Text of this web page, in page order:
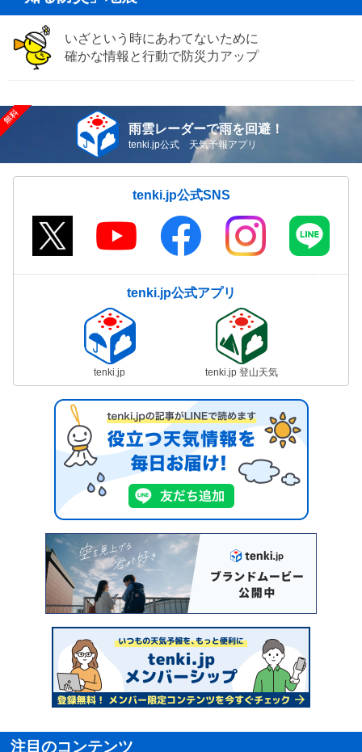
いざという時にあわてないために
確かな情報と行動で防災力アップ
雨雲レーダーで雨を回避！
tenki.jp公式 天気予報アプリ
tenki.jp公式SNS
tenki.jp公式アプリ
tenki.jp tenki.jp 登山天気
注目のコンテンツ